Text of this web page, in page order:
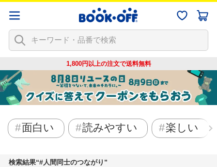
1,800円以上の注文で送料無料
面白い 読みやすい 楽しい
検索結果 #人間同士のつながり